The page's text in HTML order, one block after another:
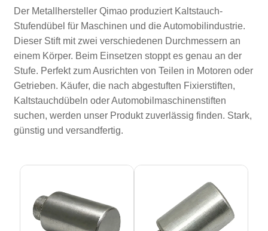
Der Metallhersteller Qimao produziert Kaltstauch-
Stufendübel für Maschinen und die Automobilindustrie.
Dieser Stift mit zwei verschiedenen Durchmessern an
einem Körper. Beim Einsetzen stoppt es genau an der
Stufe. Perfekt zum Ausrichten von Teilen in Motoren oder
Getrieben. Käufer, die nach abgestuften Fixierstiften,
Kaltstauchdübeln oder Automobilmaschinenstiften
suchen, werden unser Produkt zuverlässig finden. Stark,
günstig und versandfertig.